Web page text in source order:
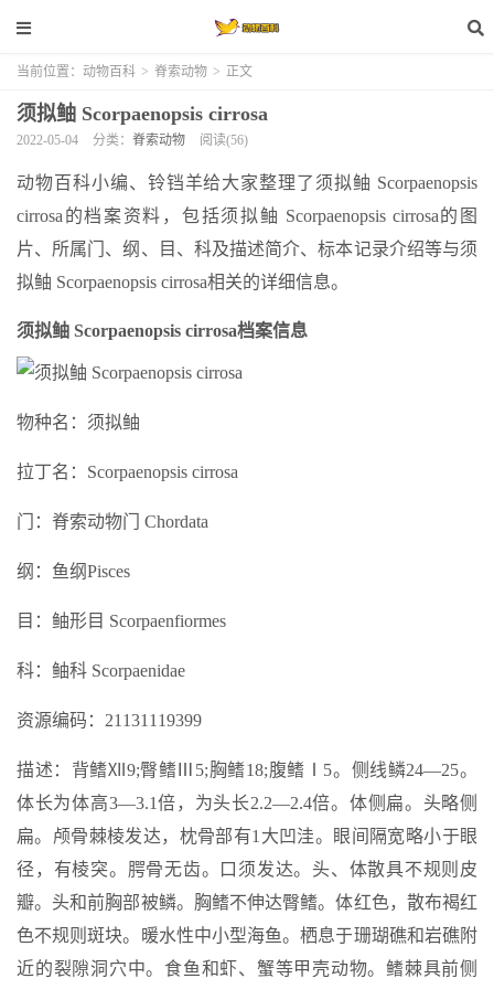
当前位置： 动物百科 > 脊索动物 > 正文
须拟鲉 Scorpaenopsis cirrosa
2022-05-04 分类： 脊索动物 阅读(56)
动物百科小编、铃铛羊给大家整理了须拟鲉 Scorpaenopsis
cirrosa的档案资料，包括须拟鲉 Scorpaenopsis cirrosa的图
片、所属门、纲、目、科及描述简介、标本记录介绍等与须
拟鲉 Scorpaenopsis cirrosa相关的详细信息。
须拟鲉 Scorpaenopsis cirrosa档案信息
物种名：须拟鲉
拉丁名：Scorpaenopsis cirrosa
门：脊索动物门 Chordata
纲：鱼纲Pisces
目：鲉形目 Scorpaenfiormes
科：鲉科 Scorpaenidae
资源编码：21131119399
描述：背鳍Ⅻ9;臀鳍Ⅲ5;胸鳍18;腹鳍Ⅰ5。侧线鳞24—25。
体长为体高3—3.1倍，为头长2.2—2.4倍。体侧扁。头略侧
扁。颅骨棘棱发达，枕骨部有1大凹洼。眼间隔宽略小于眼
径，有棱突。腭骨无齿。口须发达。头、体散具不规则皮
瓣。头和前胸部被鳞。胸鳍不伸达臀鳍。体红色，散布褐红
色不规则斑块。暖水性中小型海鱼。栖息于珊瑚礁和岩礁附
近的裂隙洞穴中。食鱼和虾、蟹等甲壳动物。鳍棘具前侧